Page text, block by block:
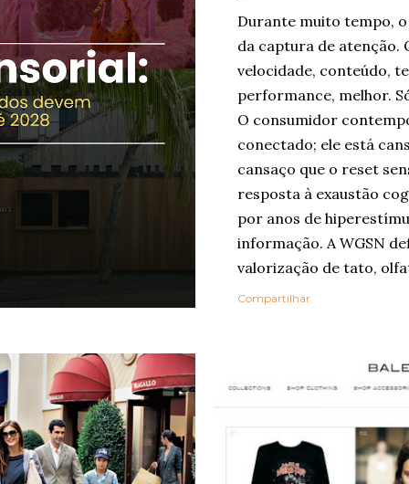
Durante muito tempo,
da captura de atenção.
velocidade, conteúdo,
performance, melhor.
O consumidor
conectado; ele está
cansaço que o reset
resposta à exaustão
por anos de
informação. A WGSN
valorização de tato,
como ferramentas de
em outros grandes
Life Trends 2025 ,
profundidade,
experiências. Na
Compartilhar